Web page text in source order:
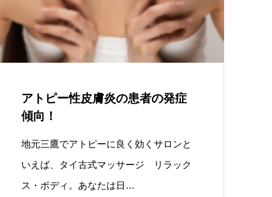
アトピー性皮膚炎の患者の発症
傾向！
地元三鷹でアトピーに良く効くサロンと
いえば、タイ古式マッサージ リラック
ス・ボディ。あなたは日…